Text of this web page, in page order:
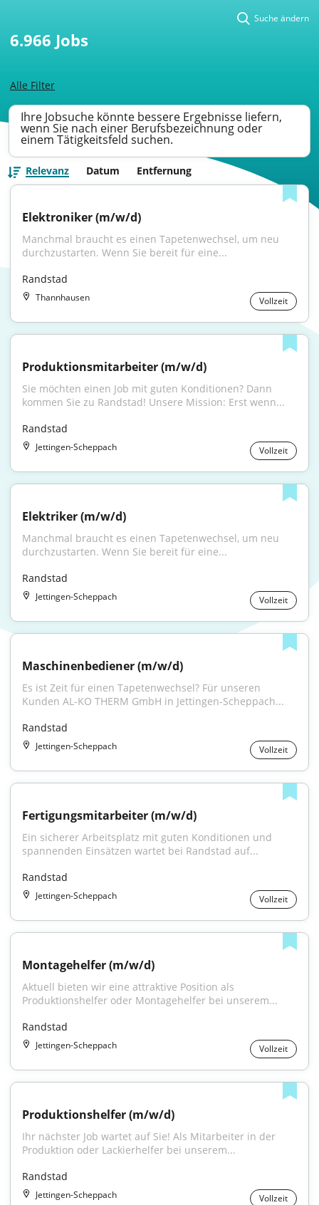
Alle Filter
Suche ändern
6.966 Jobs
Ihre Jobsuche könnte bessere Ergebnisse liefern,
wenn Sie nach einer Berufsbezeichnung oder
einem Tätigkeitsfeld suchen.
Relevanz Datum Entfernung
Elektroniker (m/w/d)
Manchmal braucht es einen Tapetenwechsel, um neu
durchzustarten. Wenn Sie bereit für eine...
Randstad
Thannhausen Vollzeit
Produktionsmitarbeiter (m/w/d)
Sie möchten einen Job mit guten Konditionen? Dann
kommen Sie zu Randstad! Unsere Mission: Erst wenn...
Randstad
Jettingen-Scheppach Vollzeit
Elektriker (m/w/d)
Manchmal braucht es einen Tapetenwechsel, um neu
durchzustarten. Wenn Sie bereit für eine...
Randstad
Jettingen-Scheppach Vollzeit
Maschinenbediener (m/w/d)
Es ist Zeit für einen Tapetenwechsel? Für unseren
Kunden AL-KO THERM GmbH in Jettingen-Scheppach...
Randstad
Jettingen-Scheppach Vollzeit
Fertigungsmitarbeiter (m/w/d)
Ein sicherer Arbeitsplatz mit guten Konditionen und
spannenden Einsätzen wartet bei Randstad auf...
Randstad
Jettingen-Scheppach Vollzeit
Montagehelfer (m/w/d)
Aktuell bieten wir eine attraktive Position als
Produktionshelfer oder Montagehelfer bei unserem...
Randstad
Jettingen-Scheppach Vollzeit
Produktionshelfer (m/w/d)
Ihr nächster Job wartet auf Sie! Als Mitarbeiter in der
Produktion oder Lackierhelfer bei unserem...
Randstad
Jettingen-Scheppach Vollzeit